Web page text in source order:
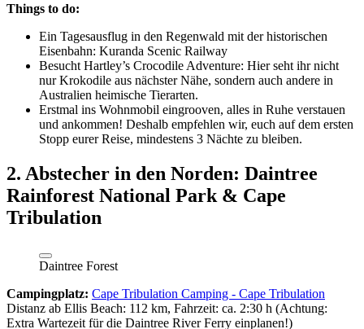
Things to do:
Ein Tagesausflug in den Regenwald mit der historischen
Eisenbahn: Kuranda Scenic Railway
Besucht Hartley’s Crocodile Adventure: Hier seht ihr nicht
nur Krokodile aus nächster Nähe, sondern auch andere in
Australien heimische Tierarten.
Erstmal ins Wohnmobil eingrooven, alles in Ruhe verstauen
und ankommen! Deshalb empfehlen wir, euch auf dem ersten
Stopp eurer Reise, mindestens 3 Nächte zu bleiben.
2. Abstecher in den Norden: Daintree
Rainforest National Park & Cape
Tribulation
Daintree Forest
Campingplatz: Cape Tribulation Camping - Cape Tribulation
Distanz ab Ellis Beach: 112 km, Fahrzeit: ca. 2:30 h (Achtung:
Extra Wartezeit für die Daintree River Ferry einplanen!)